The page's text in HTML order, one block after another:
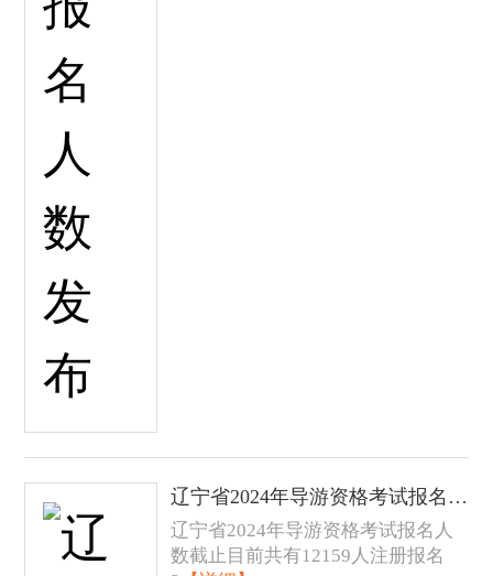
辽宁省2024年导游资格考试报名人数发布
辽宁省2024年导游资格考试报名人
数截止目前共有12159人注册报名